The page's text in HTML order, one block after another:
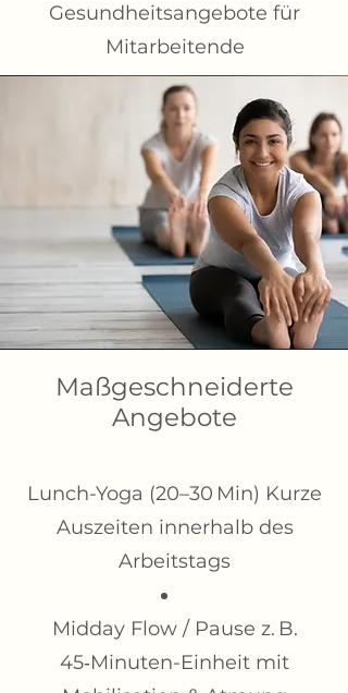
Gesundheitsangebote für
Mitarbeitende
Maßgeschneiderte
Angebote
Lunch-Yoga (20–30 Min) Kurze
Auszeiten innerhalb des
Arbeitstags
Midday Flow / Pause z. B.
45‑Minuten-Einheit mit